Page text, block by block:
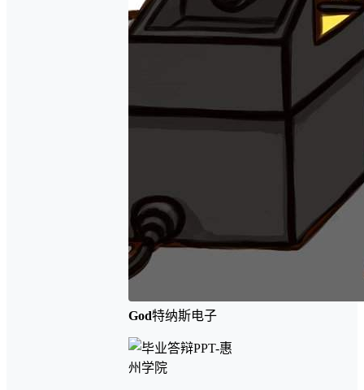
God特纳斯电子